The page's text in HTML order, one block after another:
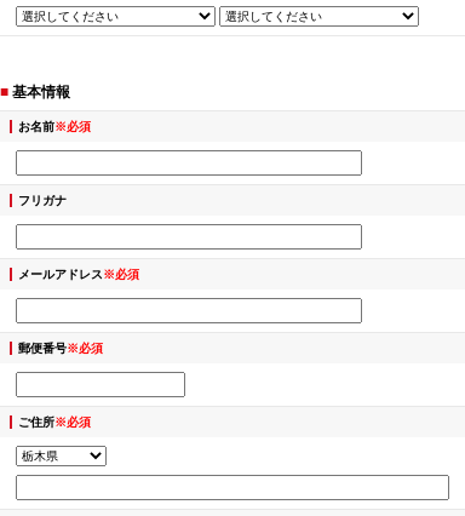
■ 基本情報
お名前※必須
フリガナ
メールアドレス※必須
郵便番号※必須
ご住所※必須